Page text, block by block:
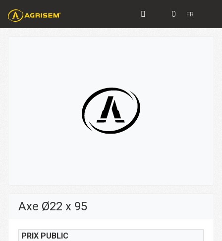
0 FR
Axe Ø22 x 95
PRIX PUBLIC